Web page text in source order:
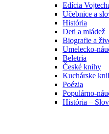
Edícia
Učebnice a
História
Deti a mládež
Biografie a
Umelecko-
Beletria
České knihy
Kuchárske
Poézia
Populárno-
História –